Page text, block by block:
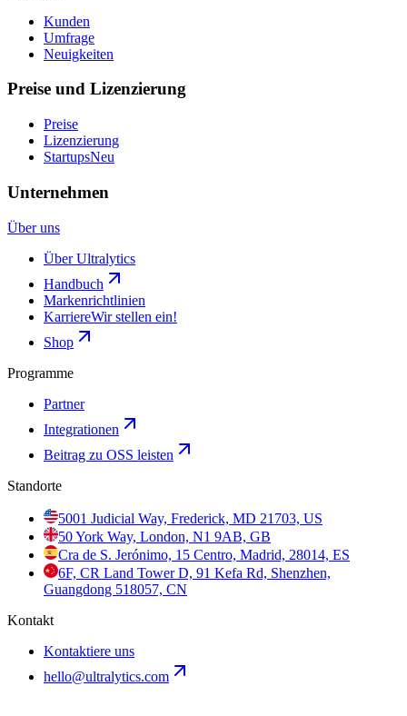
Kunden
Umfrage
Neuigkeiten
Preise und Lizenzierung
Preise
Lizenzierung
StartupsNeu
Unternehmen
Über uns
Über Ultralytics
Handbuch
Markenrichtlinien
KarriereWir stellen ein!
Shop
Programme
Partner
Integrationen
Beitrag zu OSS leisten
Standorte
5001 Judicial Way, Frederick, MD 21703, US
50 York Way, London, N1 9AB, GB
Cra de S. Jerónimo, 15 Centro, Madrid, 28014, ES
6F, CR Land Tower D, 91 Kefa Rd, Shenzhen,
Guangdong 518057, CN
Kontakt
Kontaktiere uns
hello@ultralytics.com